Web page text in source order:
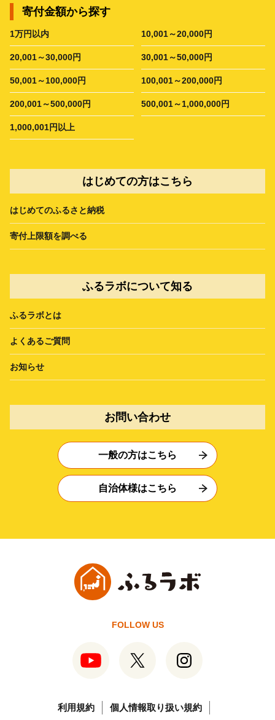
寄付金額から探す
1万円以内 10,001～20,000円
20,001～30,000円 30,001～50,000円
50,001～100,000円 100,001～200,000円
200,001～500,000円 500,001～1,000,000円
1,000,001円以上
はじめての方はこちら
はじめてのふるさと納税
寄付上限額を調べる
ふるラボについて知る
ふるラボとは
よくあるご質問
お知らせ
お問い合わせ
一般の方はこちら
自治体様はこちら
FOLLOW US
利用規約 個人情報取り扱い規約